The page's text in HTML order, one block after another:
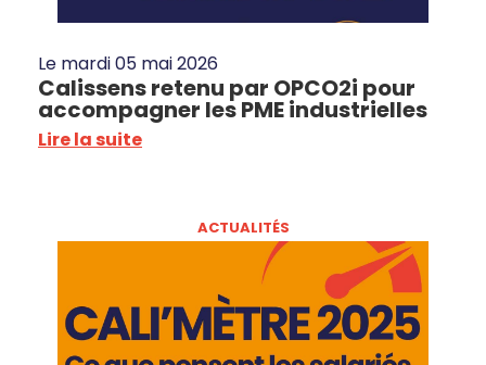
Le mardi 05 mai 2026
Calissens retenu par OPCO2i pour
accompagner les PME industrielles
Lire la suite
ACTUALITÉS